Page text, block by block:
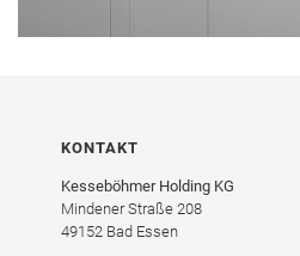
KONTAKT
Kesseböhmer Holding KG
Mindener Straße 208
49152 Bad Essen